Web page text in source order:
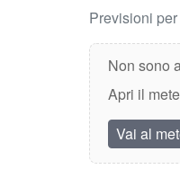
Previsioni
Non sono
Apri il
Vai al